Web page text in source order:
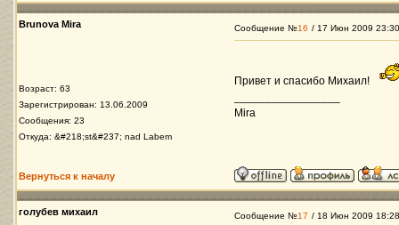
Brunova Mira
Возраст: 63
Зарегистрирован: 13.06.2009
Сообщения: 23
Откуда: &#218;st&#237; nad Labem
Сообщение №16 / 17 Июн 2009 23:30
Привет и спасибо Михаил!
Mira
Вернуться к началу
голубев михаил Сообщение №17 / 18 Июн 2009 18:28